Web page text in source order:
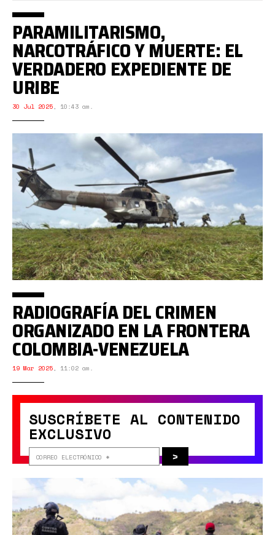
PARAMILITARISMO,
NARCOTRÁFICO Y MUERTE: EL
VERDADERO EXPEDIENTE DE
URIBE
30 Jul 2025, 10:43 am.
SUSCRÍBETE AL CONTENIDO
EXCLUSIVO
>
RADIOGRAFÍA DEL CRIMEN
ORGANIZADO EN LA FRONTERA
COLOMBIA-VENEZUELA
19 Mar 2025, 11:02 am.